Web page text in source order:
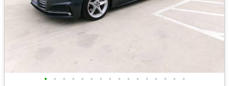
• • • • • • • • • • • • • • • •